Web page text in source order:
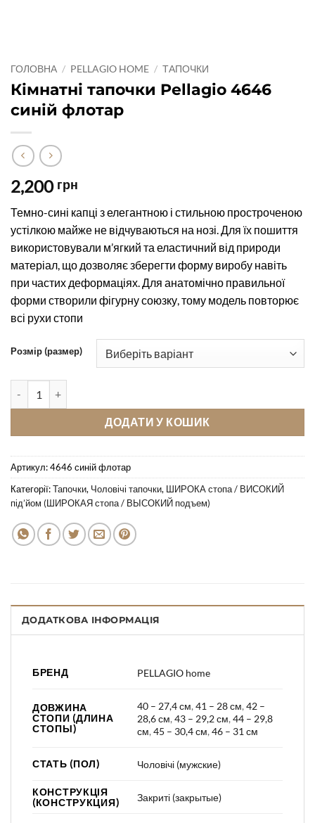
ГОЛОВНА / PELLAGIO HOME / ТАПОЧКИ
Кімнатні тапочки Pellagio 4646
синій флотар
2,200 грн
Темно-сині капці з елегантною і стильною простроченою
устілкою майже не відчуваються на нозі. Для їх пошиття
використовували м’ягкий та еластичний від природи
матеріал, що дозволяє зберегти форму виробу навіть
при частих деформаціях. Для анатомічно правильної
форми створили фігурну союзку, тому модель повторює
всі рухи стопи
Розмір (размер)
ДОДАТИ У КОШИК
Артикул:4646 синій флотар
Категорії:Тапочки, Чоловічі тапочки, ШИРОКА стопа / ВИСОКИЙ
під’йом (ШИРОКАЯ стопа / ВЫСОКИЙ подъем)
ДОДАТКОВА ІНФОРМАЦІЯ
БРЕНД PELLAGIO home
ДОВЖИНА
СТОПИ (ДЛИНА
СТОПЫ)
40 – 27,4 см,41 – 28 см,42 –
28,6 см,43 – 29,2 см,44 – 29,8
см,45 – 30,4 см,46 – 31 см
СТАТЬ (ПОЛ) Чоловічі (мужские)
КОНСТРУКЦІЯ
(КОНСТРУКЦИЯ)
Закриті (закрытые)